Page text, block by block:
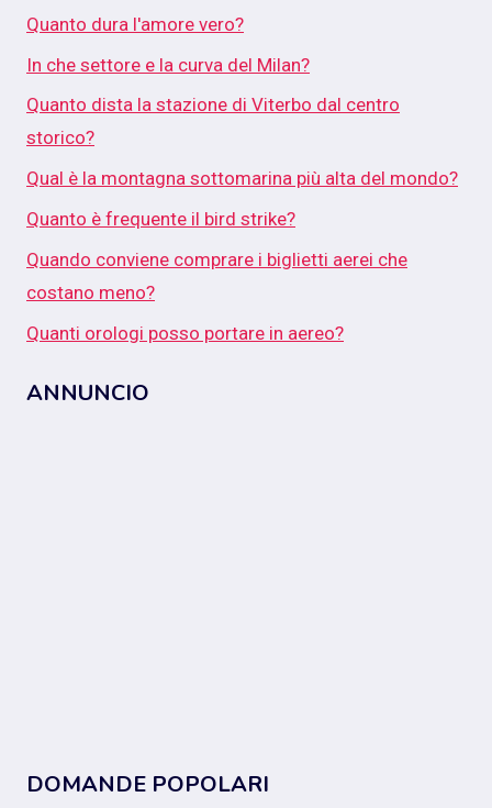
Quanto dura l'amore vero?
In che settore e la curva del Milan?
Quanto dista la stazione di Viterbo dal centro
storico?
Qual è la montagna sottomarina più alta del mondo?
Quanto è frequente il bird strike?
Quando conviene comprare i biglietti aerei che
costano meno?
Quanti orologi posso portare in aereo?
ANNUNCIO
DOMANDE POPOLARI